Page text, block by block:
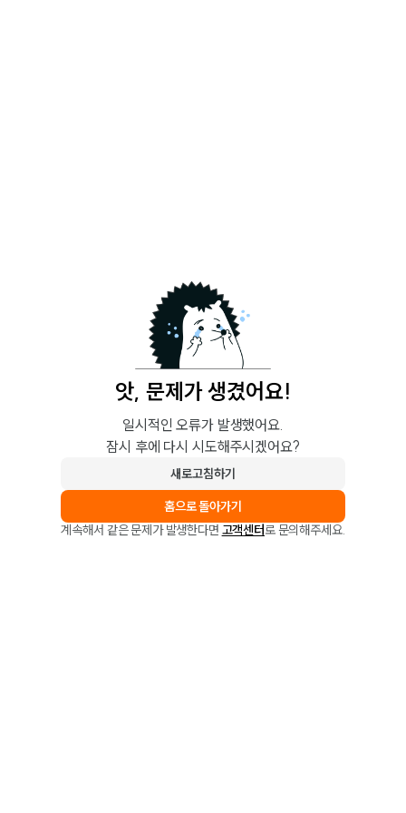
앗, 문제가 생겼어요!
일시적인 오류가 발생했어요.
잠시 후에 다시 시도해주시겠어요?
새로고침하기
홈으로 돌아가기
계속해서 같은 문제가 발생한다면 고객센터로 문의해주세요.